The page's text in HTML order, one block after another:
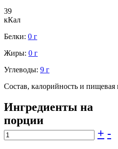
39
кКал
Белки: 0 г
Жиры: 0 г
Углеводы: 9 г
Состав, калорийность и пищевая
Ингредиенты на
порции
+ -